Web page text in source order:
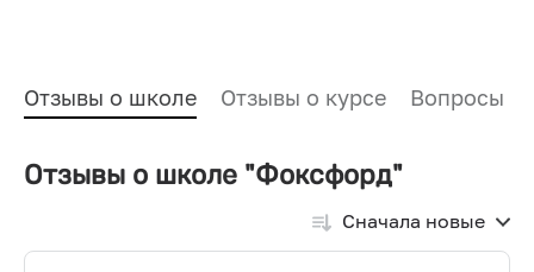
Отзывы о школе Отзывы о курсе Вопросы и
Отзывы о школе "Фоксфорд"
Сначала новые